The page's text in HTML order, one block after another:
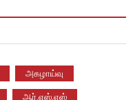
அகழாய்வு
ஆர்.எஸ்.எஸ்